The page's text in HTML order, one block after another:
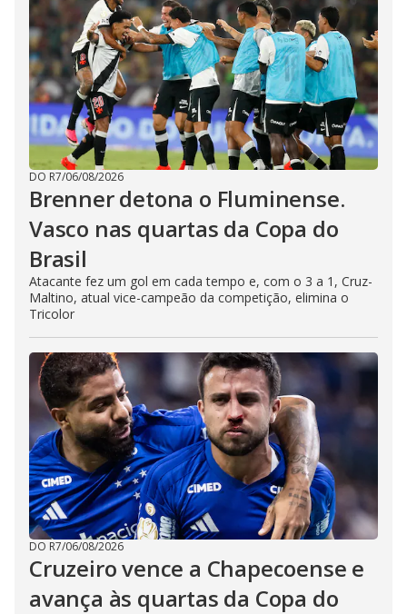
DO R7/06/08/2026
Brenner detona o Fluminense.
Vasco nas quartas da Copa do
Brasil
Atacante fez um gol em cada tempo e, com o 3 a 1, Cruz-
Maltino, atual vice-campeão da competição, elimina o
Tricolor
DO R7/06/08/2026
Cruzeiro vence a Chapecoense e
avança às quartas da Copa do